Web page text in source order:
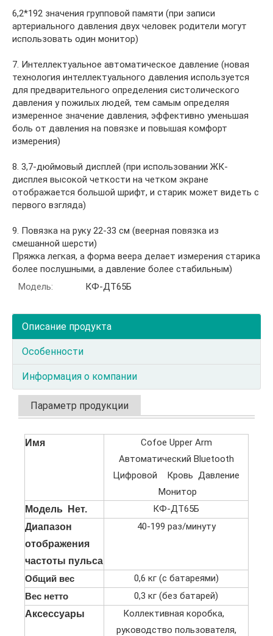
6,2*192 значения групповой памяти (при записи
артериального давления двух человек родители могут
использовать один монитор)
7. Интеллектуальное автоматическое давление (новая
технология интеллектуального давления используется
для предварительного определения систолического
давления у пожилых людей, тем самым определяя
измеренное значение давления, эффективно уменьшая
боль от давления на повязке и повышая комфорт
измерения)
8. 3,7-дюймовый дисплей (при использовании ЖК-
дисплея высокой четкости на четком экране
отображается большой шрифт, и старик может видеть с
первого взгляда)
9. Повязка на руку 22-33 см (веерная повязка из
смешанной шерсти)
Пряжка легкая, а форма веера делает измерения старика
более послушными, а давление более стабильным)
Модель:
КФ-ДТ65Б
Описание продукта
Особенности
Информация о компании
Параметр продукции
Имя
Cofoe Upper Arm
Автоматический Bluetooth
Цифровой Кровь Давление
Монитор
Модель Нет. КФ-ДТ65Б
Диапазон
отображения
частоты пульса
40-199 раз/минуту
Общий вес 0,6 кг (с батареями)
Вес нетто 0,3 кг (без батарей)
Аксессуары
Коллективная коробка,
руководство пользователя,